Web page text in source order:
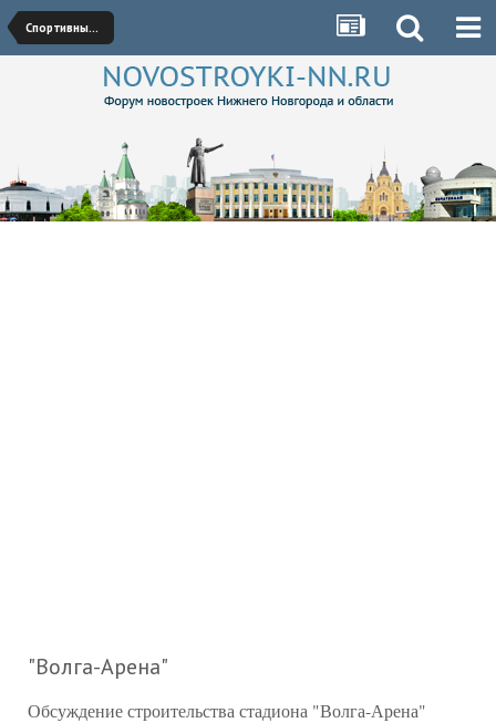
Спортивные сооружения/Стадионы/Аквапарки
"Волга-Арена"
Обсуждение строительства стадиона "Волга-Арена"